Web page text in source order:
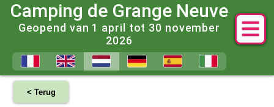
Camping de Grange Neuve
Geopend van 1 april tot 30 november
2026
< Terug